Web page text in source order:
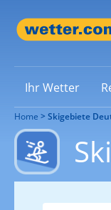
Ihr Wetter
Home Skigebiete